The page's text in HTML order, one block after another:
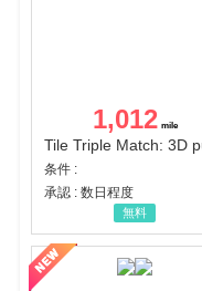
1,012
条件 :
承認 : 数日程度
無料